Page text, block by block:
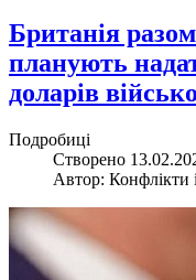
​Британія
планують
доларів
Подробиці
Створено
Автор: Конфлікти